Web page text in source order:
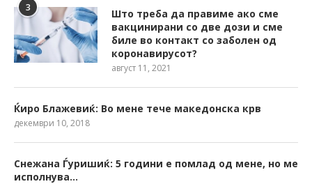
3
Што треба да правиме ако сме
вакцинирани со две дози и сме
биле во контакт со заболен од
коронавирусот?
август 11, 2021
Ќиро Блажевиќ: Во мене тече македонска крв
декември 10, 2018
Снежана Ѓуришиќ: 5 години е помлад од мене, но ме
исполнува…